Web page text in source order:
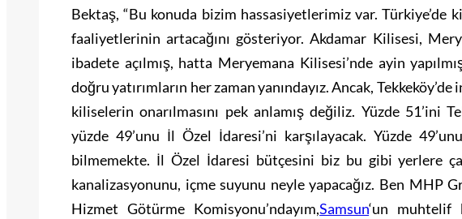
Bektaş, “Bu konuda bizim hassasiyetlerimiz var. Türkiye’de
faaliyetlerinin artacağını gösteriyor. Akdamar Kilisesi,
ibadete açılmış, hatta Meryemana Kilisesi’nde ayin
doğru yatırımların her zaman yanındayız. Ancak,
kiliselerin onarılmasını pek anlamış değiliz. Yüzde 51’ini
yüzde 49’unu İl Özel İdaresi’ni karşılayacak. Yüzde
bilmemekte. İl Özel İdaresi bütçesini biz bu gibi yerlere
kanalizasyonunu, içme suyunu neyle yapacağız. Ben MHP
Hizmet Götürme Komisyonu’ndayım,Samsun‘un muhtelif